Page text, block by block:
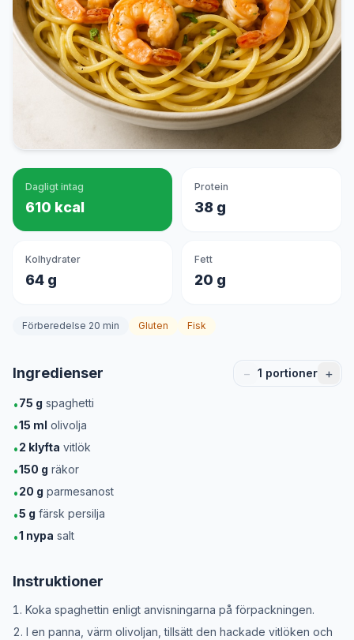
Dagligt intag
610 kcal
Protein
38 g
Kolhydrater
64 g
Fett
20 g
Förberedelse 20 min Gluten Fisk
Ingredienser − 1 portioner +
•75 g spaghetti
•15 ml olivolja
•2 klyfta vitlök
•150 g räkor
•20 g parmesanost
•5 g färsk persilja
•1 nypa salt
Instruktioner
Koka spaghettin enligt anvisningarna på förpackningen.
I en panna, värm olivoljan, tillsätt den hackade vitlöken och